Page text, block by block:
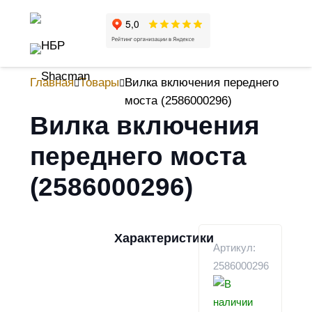
Главная Товары Вилка включения переднего
моста (2586000296)
Вилка включения
переднего моста
(2586000296)
Характеристики
Артикул:
2586000296